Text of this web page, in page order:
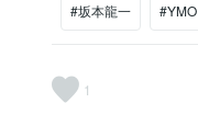
#坂本龍一 #YMO
1